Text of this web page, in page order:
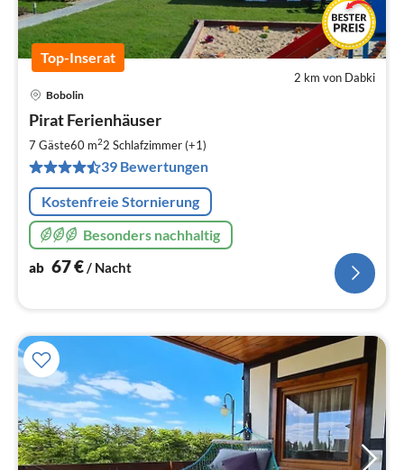
Top-Inserat
2 km von Dabki
Bobolin
Pirat Ferienhäuser
7 Gäste60 m22 Schlafzimmer (+1)
39 Bewertungen
Kostenfreie Stornierung
Besonders nachhaltig
ab 67€/ Nacht